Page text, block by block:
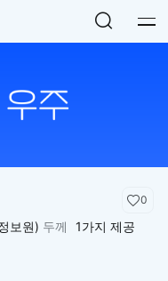
0
보원) 두께 1가지 제공